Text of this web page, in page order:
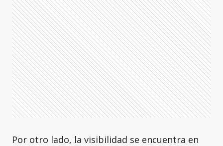
Por otro lado, la visibilidad se encuentra en